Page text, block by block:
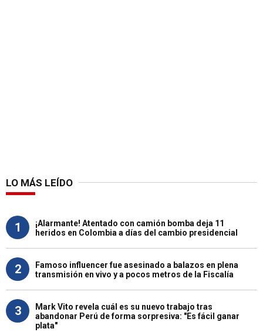
LO MÁS LEÍDO
1
¡Alarmante! Atentado con camión bomba deja 11
heridos en Colombia a días del cambio presidencial
2
Famoso influencer fue asesinado a balazos en plena
transmisión en vivo y a pocos metros de la Fiscalía
3
Mark Vito revela cuál es su nuevo trabajo tras
abandonar Perú de forma sorpresiva: "Es fácil ganar
plata"